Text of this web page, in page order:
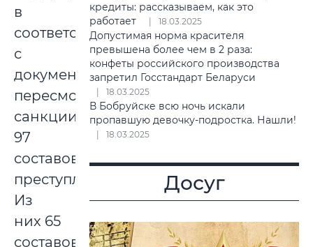
в
соответствии
с
документом
пересмотрены
санкции
97
составов
преступлений.
Из
них 65
составов
кредиты: рассказываем, как это
работает
18.03.2025
Допустимая норма красителя
превышена более чем в 2 раза:
конфеты российского производства
запретил Госстандарт Беларуси
18.03.2025
В Бобруйске всю ночь искали
пропавшую девочку-подростка. Нашли!
18.03.2025
Досуг